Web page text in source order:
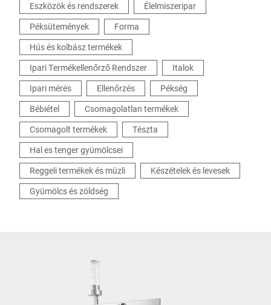
Eszközök és rendszerek
Élelmiszeripar
Péksütemények
Forma
Hús és kolbász termékek
Ipari Termékellenőrző Rendszer
Italok
Ipari mérés
Ellenőrzés
Pékség
Bébiétel
Csomagolatlan termékek
Csomagolt termékek
Tészta
Hal es tenger gyümölcsei
Reggeli termékek és müzli
Készételek és levesek
Gyümölcs és zöldség